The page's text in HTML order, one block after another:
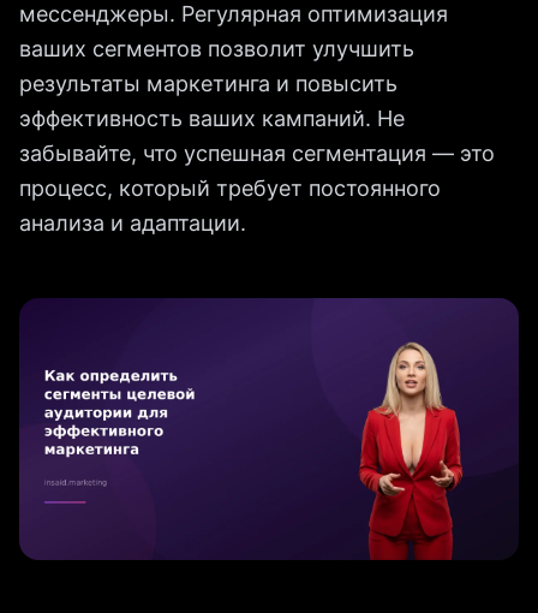
мессенджеры. Регулярная оптимизация
ваших сегментов позволит улучшить
результаты маркетинга и повысить
эффективность ваших кампаний. Не
забывайте, что успешная сегментация — это
процесс, который требует постоянного
анализа и адаптации.